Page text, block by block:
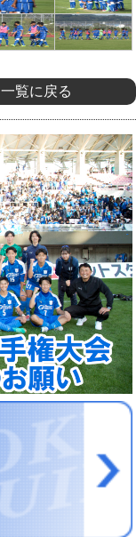
一覧に戻る